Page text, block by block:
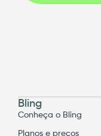
Bling
Conheça o Bling
Planos e preços